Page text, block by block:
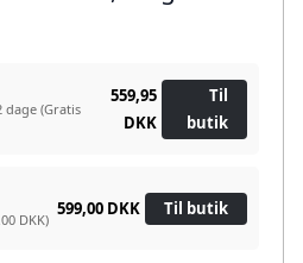
dage (Gratis
559,95
DKK
Til
butik
DKK)
599,00 DKK Til butik